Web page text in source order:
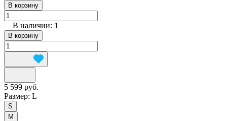
В корзину
В наличии: 1
В корзину
5 599 руб.
Размер: L
S
M